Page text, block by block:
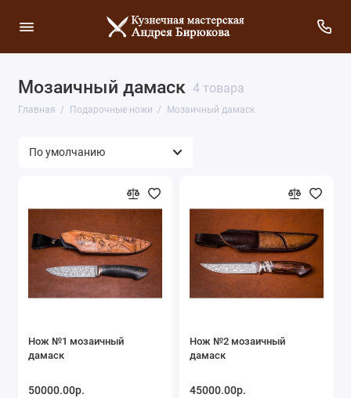
Мозаичный дамаск 4 товара
Главная Подарочные ножи Мозаичный дамаск
Нож №1 мозаичный
дамаск
50000.00р.
Нож №2 мозаичный
дамаск
45000.00р.